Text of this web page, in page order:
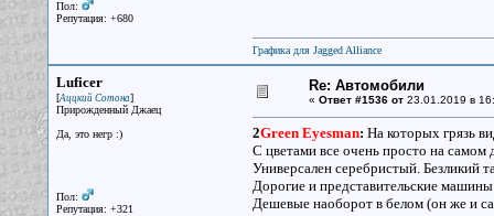
Пол:
Репутация: +680
Графика для Jagged Alliance
Luficer
[Аццкий Сотона]
Прирожденный Джаец
Да, это негр :)
Пол:
Репутация: +321
Re: Автомобили
« Ответ #1536 от23.01.2019 в
2Green Eyesman: На которых грязь
С цветами все очень просто на самом
Универсален серебристый. Безликий
Дорогие и представительские
Дешевые наоборот в белом (он же и